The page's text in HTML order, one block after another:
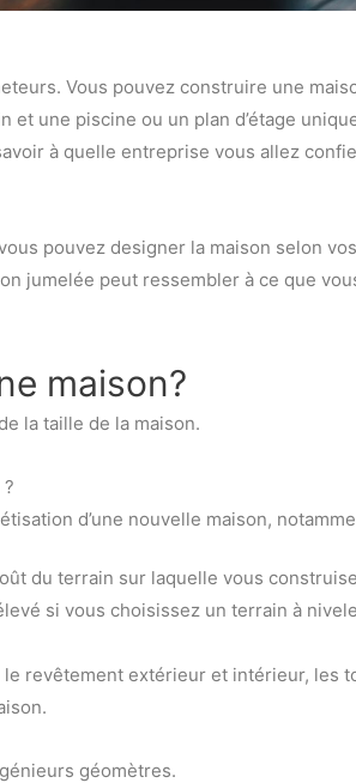
Vous pouvez construire une
une piscine ou un plan d’étage
à quelle entreprise vous allez
pouvez designer la maison selon vos
jumelée peut ressembler à ce que
maison?
la taille de la maison.
d’une nouvelle maison,
du terrain sur laquelle vous
si vous choisissez un terrain à
revêtement extérieur et intérieur, les
géomètres.